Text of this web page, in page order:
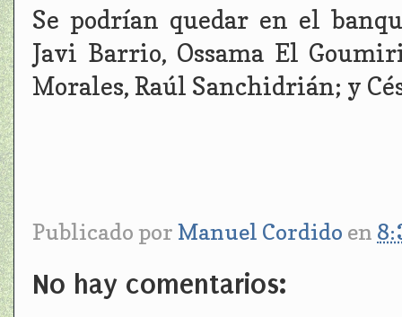
Se podrían quedar en el
Javi Barrio, Ossama El
Morales, Raúl Sanchidrián; y
Publicado por Manuel Cordido en
No hay comentarios: